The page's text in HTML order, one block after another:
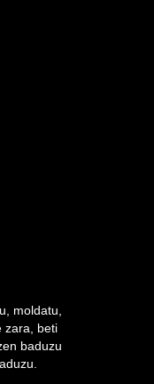
moldatu,
zara, beti
baduzu